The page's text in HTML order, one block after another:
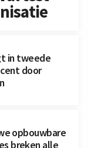
in tweede
door
opbouwbare
breken alle